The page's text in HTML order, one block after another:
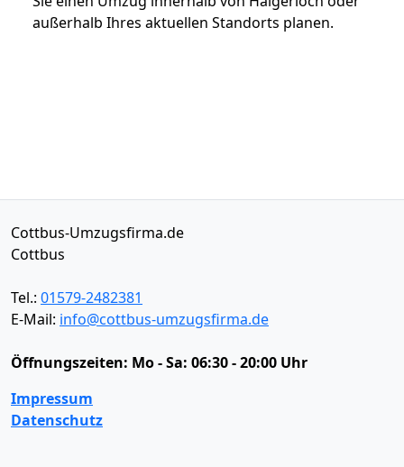
außerhalb Ihres aktuellen Standorts planen.
Cottbus-Umzugsfirma.de
Cottbus
Tel.: 01579-2482381
E-Mail: info@cottbus-umzugsfirma.de
Öffnungszeiten: Mo - Sa: 06:30 - 20:00 Uhr
Impressum
Datenschutz